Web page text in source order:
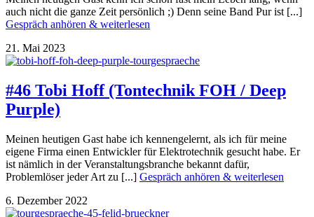
auch nicht die ganze Zeit persönlich ;) Denn seine Band Pur ist [...]
Gespräch anhören & weiterlesen
21. Mai 2023
#46 Tobi Hoff (Tontechnik FOH / Deep
Purple)
Meinen heutigen Gast habe ich kennengelernt, als ich für meine
eigene Firma einen Entwickler für Elektrotechnik gesucht habe. Er
ist nämlich in der Veranstaltungsbranche bekannt dafür,
Problemlöser jeder Art zu [...] Gespräch anhören & weiterlesen
6. Dezember 2022